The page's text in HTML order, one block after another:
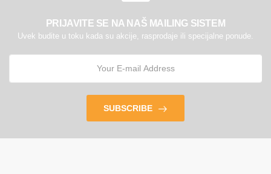
PRIJAVITE SE NA NAŠ MAILING SISTEM
Uvek budite u toku kada su akcije, rasprodaje ili specijalne ponude.
SUBSCRIBE